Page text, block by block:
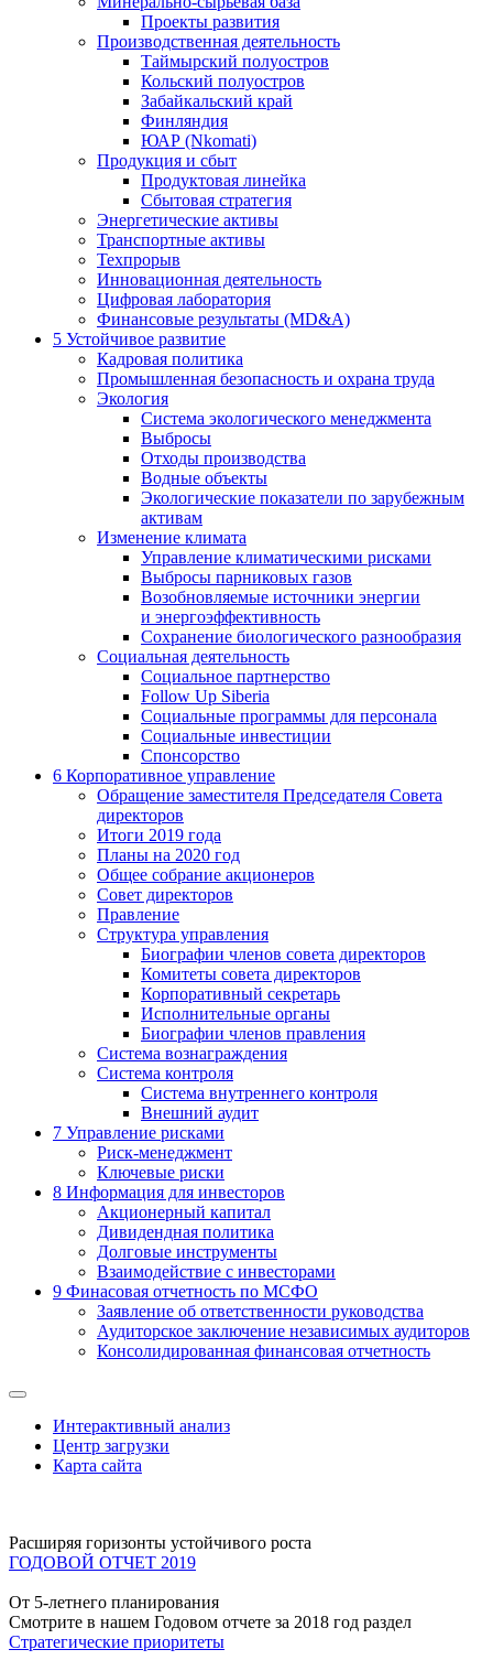
Проекты развития
Производственная деятельность
Таймырский полуостров
Кольский полуостров
Забайкальский край
Финляндия
ЮАР (Nkomati)
Продукция и сбыт
Продуктовая линейка
Сбытовая стратегия
Энергетические активы
Транспортные активы
Техпрорыв
Инновационная деятельность
Цифровая лаборатория
Финансовые результаты (MD&A)
5 Устойчивое развитие
Кадровая политика
Промышленная безопасность и охрана труда
Экология
Система экологического менеджмента
Выбросы
Отходы производства
Водные объекты
Экологические показатели по зарубежным
активам
Изменение климата
Управление климатическими рисками
Выбросы парниковых газов
Возобновляемые источники энергии
и энергоэффективность
Сохранение биологического разнообразия
Социальная деятельность
Социальное партнерство
Follow Up Siberia
Социальные программы для персонала
Социальные инвестиции
Спонсорство
6 Корпоративное управление
Обращение заместителя Председателя Совета
директоров
Итоги 2019 года
Планы на 2020 год
Общее собрание акционеров
Совет директоров
Правление
Структура управления
Биографии членов совета директоров
Комитеты совета директоров
Корпоративный секретарь
Исполнительные органы
Биографии членов правления
Система вознаграждения
Система контроля
Система внутреннего контроля
Внешний аудит
7 Управление рисками
Риск-менеджмент
Ключевые риски
8 Информация для инвесторов
Акционерный капитал
Дивидендная политика
Долговые инструменты
Взаимодействие с инвеcторами
9 Финасовая отчетность по МСФО
Заявление об ответственности руководства
Аудиторское заключение независимых аудиторов
Консолидированная финансовая отчетность
Интерактивный анализ
Центр загрузки
Карта сайта
Расширяя горизонты устойчивого роста
ГОДОВОЙ ОТЧЕТ 2019
От 5-летнего планирования
Смотрите в нашем Годовом отчете за 2018 год раздел
Стратегические приоритеты